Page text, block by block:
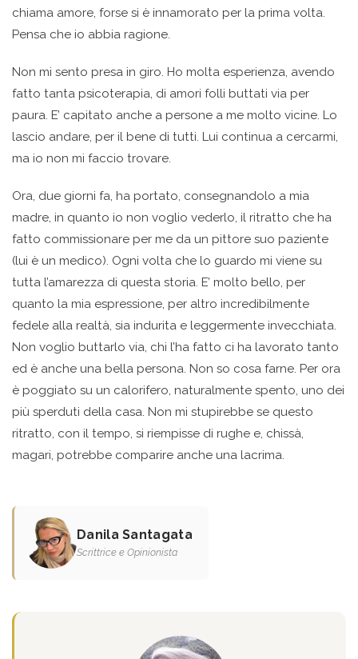
chiama amore, forse si è innamorato per la prima volta.
Pensa che io abbia ragione.
Non mi sento presa in giro. Ho molta esperienza, avendo
fatto tanta psicoterapia, di amori folli buttati via per
paura. E’ capitato anche a persone a me molto vicine. Lo
lascio andare, per il bene di tutti. Lui continua a cercarmi,
ma io non mi faccio trovare.
Ora, due giorni fa, ha portato, consegnandolo a mia
madre, in quanto io non voglio vederlo, il ritratto che ha
fatto commissionare per me da un pittore suo paziente
(lui è un medico). Ogni volta che lo guardo mi viene su
tutta l’amarezza di questa storia. E’ molto bello, per
quanto la mia espressione, per altro incredibilmente
fedele alla realtà, sia indurita e leggermente invecchiata.
Non voglio buttarlo via, chi l’ha fatto ci ha lavorato tanto
ed è anche una bella persona. Non so cosa farne. Per ora
è poggiato su un calorifero, naturalmente spento, uno dei
più sperduti della casa. Non mi stupirebbe se questo
ritratto, con il tempo, si riempisse di rughe e, chissà,
magari, potrebbe comparire anche una lacrima.
Danila Santagata
Scrittrice e Opinionista